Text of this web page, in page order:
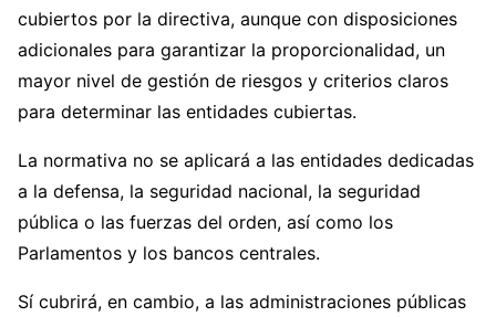
cubiertos por la directiva, aunque con disposiciones
adicionales para garantizar la proporcionalidad, un
mayor nivel de gestión de riesgos y criterios claros
para determinar las entidades cubiertas.
La normativa no se aplicará a las entidades dedicadas
a la defensa, la seguridad nacional, la seguridad
pública o las fuerzas del orden, así como los
Parlamentos y los bancos centrales.
Sí cubrirá, en cambio, a las administraciones públicas